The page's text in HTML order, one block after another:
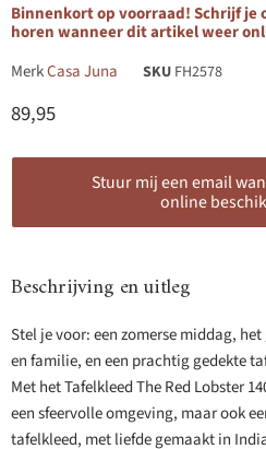
Binnenkort op voorraad! Schrijf je
horen wanneer dit artikel weer
MerkCasa Juna SKU FH2578
Huidige prijs
89,95
Stuur mij een email
online
Beschrijving en uitleg
Stel je voor: een zomerse middag,
en familie, en een prachtig gedekte
Met het Tafelkleed The Red Lobster
een sfeervolle omgeving, maar ook
tafelkleed, met liefde gemaakt in